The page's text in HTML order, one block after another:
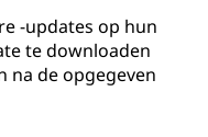
-updates op hun
te downloaden
na de opgegeven